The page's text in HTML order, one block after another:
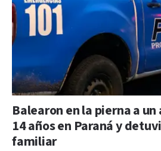
Balearon en la pierna a
14 años en Paraná y
familiar